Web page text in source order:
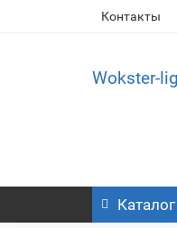
Контакты
Wokster-
Каталог